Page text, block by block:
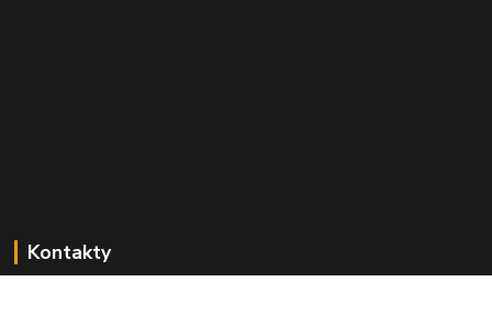
Kontakty